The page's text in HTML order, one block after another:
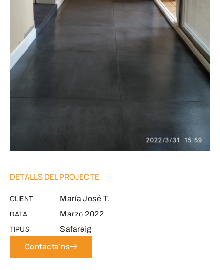
DETALLS DEL PROJECTE
CLIENT María José T.
DATA Marzo 2022
TIPUS Safareig
Contacta'ns